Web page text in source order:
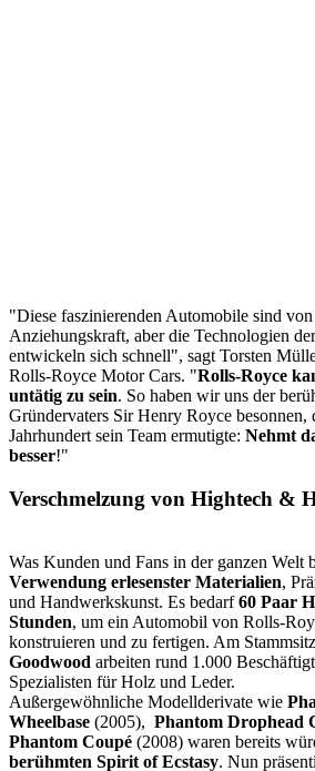
"Diese faszinierenden Automobile sind
Anziehungskraft, aber die Technologien
entwickeln sich schnell", sagt Torsten
Rolls-Royce Motor Cars. "Rolls-Royce
untätig zu sein. So haben wir uns der
Gründervaters Sir Henry Royce besonnen,
Jahrhundert sein Team ermutigte: Nehmt
besser!"
Verschmelzung von Hightech &
Was Kunden und Fans in der ganzen Welt
Verwendung erlesenster Materialien,
und Handwerkskunst. Es bedarf60 Paar
Stunden, um ein Automobil von Rolls-
konstruieren und zu fertigen. Am
Goodwood arbeiten rund 1.000
Spezialisten für Holz und Leder.
Außergewöhnliche Modellderivate wie
Wheelbase (2005), Phantom Drophead
Phantom Coupé (2008) waren bereits
berühmten Spirit of Ecstasy. Nun